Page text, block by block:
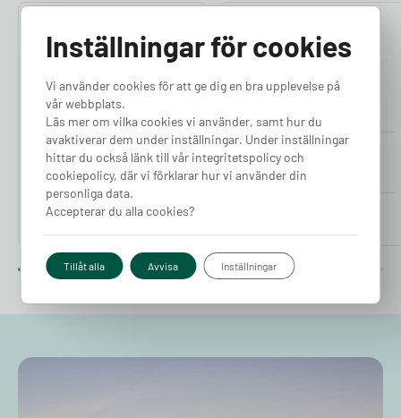
Tesla Laddkabel 5-10m
(11kW)
Finns i lager
Pris från
4 090kr
Tesla Laddkabel 5-10m
(22kW)
Finns i lager
Inställningar för cookies
Vi använder cookies för att ge dig en bra upplevelse på
vår webbplats.
Läs mer om vilka cookies vi använder, samt hur du
avaktiverar dem under inställningar. Under inställningar
hittar du också länk till vår integritetspolicy och
cookiepolicy, där vi förklarar hur vi använder din
personliga data.
Accepterar du alla cookies?
Tillåt alla Avvisa Inställningar